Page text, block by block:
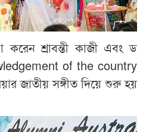
করেন শ্রাবন্তী কাজী এবং ড
of the country
জাতীয় সঙ্গীত দিয়ে শুরু হয়